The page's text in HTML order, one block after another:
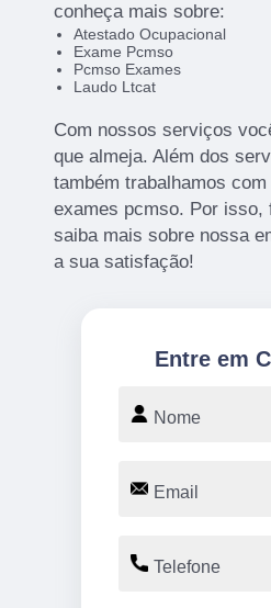
conheça mais sobre:
Atestado Ocupacional
Exame Pcmso
Pcmso Exames
Laudo Ltcat
Com nossos serviços
que almeja. Além dos
também trabalhamos
exames pcmso. Por isso,
saiba mais sobre nossa
a sua satisfação!
Entre em